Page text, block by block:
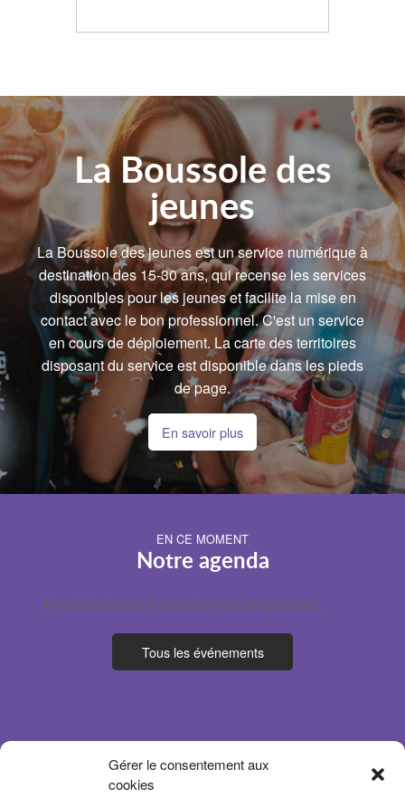
Gérer le consentement aux
cookies
La Boussole des
jeunes
La Boussole des jeunes est un service numérique à
destination des 15-30 ans, qui recense les services
disponibles pour les jeunes et facilite la mise en
contact avec le bon professionnel. C'est un service
en cours de déploiement. La carte des territoires
disposant du service est disponible dans les pieds
de page.
En savoir plus
EN CE MOMENT
Notre agenda
Pas d'événement actuellement programmé.
Tous les événements